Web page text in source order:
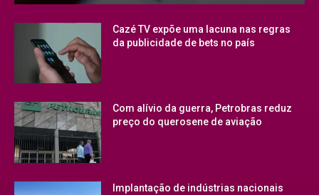
Cazé TV expõe uma lacuna nas regras
da publicidade de bets no país
Com alívio da guerra, Petrobras reduz
preço do querosene de aviação
Implantação de indústrias nacionais